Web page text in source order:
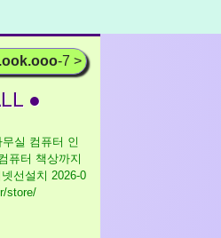
-7 >
●
실 컴퓨터 인
퓨터 책상까지
선설치 2026-0
store/